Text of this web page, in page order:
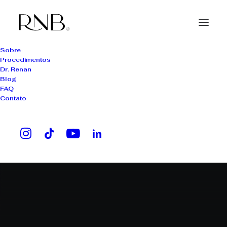
Sobre
Procedimentos
Dr. Renan
Blog
FAQ
Contato
microinfusão capilar